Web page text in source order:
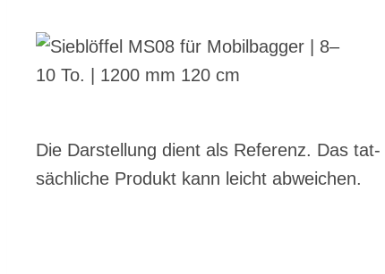
Die Dar­stel­lung dient als Re­fe­renz. Das tat­
säch­li­che Pro­dukt kann leicht ab­wei­chen.